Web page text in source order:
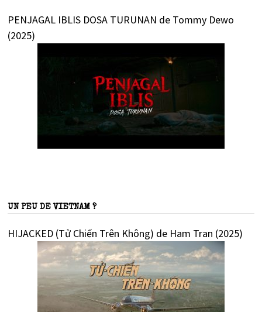
PENJAGAL IBLIS DOSA TURUNAN de Tommy Dewo
(2025)
UN PEU DE VIETNAM ?
HIJACKED (Tử Chiến Trên Không) de Ham Tran (2025)